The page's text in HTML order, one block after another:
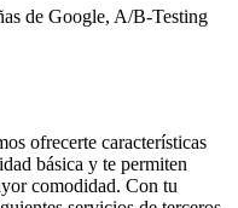
de Google, A/B-Testing
ofrecerte características
básica y te permiten
comodidad. Con tu